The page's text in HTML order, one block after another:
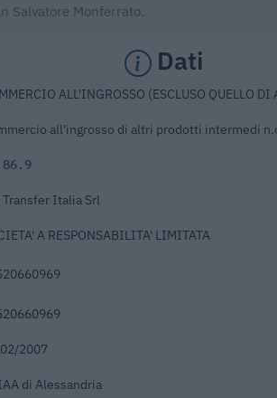
Salvatore Monferrato.
Dati
ALL'INGROSSO (ESCLUSO QUELLO
all'ingrosso di altri prodotti intermedi
Italia Srl
A RESPONSABILITA' LIMITATA
2007
di Alessandria